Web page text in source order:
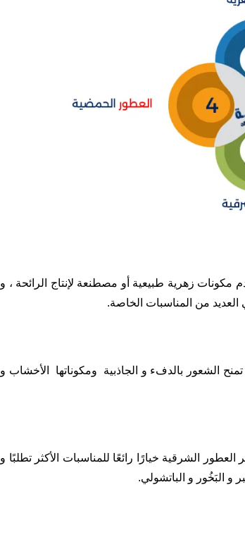
زهرية طبيعية أو مصطنعة لإنتاج الرائحة ، و
من المناسبات الخاصة.
الشعور بالدفء و الجاذبية ومكوناتها الأخشاب و
الشرقية خيارًا رائعًا للمناسبات الأكثر تطلبًا و
و البَخُور و الباتشولي.